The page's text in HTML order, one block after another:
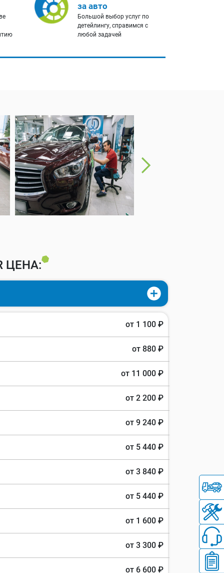
за авто
Большой выбор услуг по
детейлингу, справимся с
любой задачей
ЦЕНА:
от 1 100 ₽
от 880 ₽
от 11 000 ₽
от 2 200 ₽
от 9 240 ₽
от 5 440 ₽
от 3 840 ₽
от 5 440 ₽
от 1 600 ₽
от 3 300 ₽
от 6 600 ₽